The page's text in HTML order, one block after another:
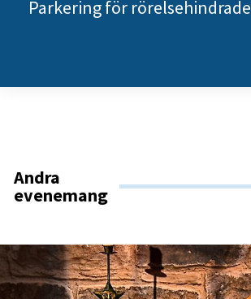
Parkering för rörelsehindrade
Andra
evenemang